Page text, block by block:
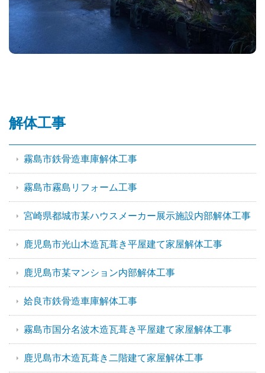
解体工事
霧島市鉄骨造車庫解体工事
霧島市霧島リフォーム工事
宮崎県都城市某ハウスメーカー展示施設内部解体工事
鹿児島市光山木造瓦葺き平屋建て家屋解体工事
鹿児島市某マンション内部解体工事
姶良市鉄骨造車庫解体工事
霧島市国分名波木造瓦葺き平屋建て家屋解体工事
鹿児島市木造瓦葺き二階建て家屋解体工事